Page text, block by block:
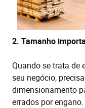
2. Tamanho importa
Quando se trata de
seu negócio,
dimensionamento
errados por engano.